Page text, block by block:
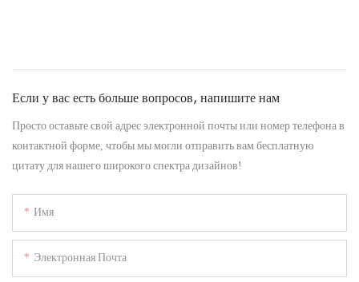
Если у вас есть больше вопросов, напишите нам
Просто оставьте свой адрес электронной почты или номер телефона в
контактной форме, чтобы мы могли отправить вам бесплатную
цитату для нашего широкого спектра дизайнов!
Имя
Электронная Почта